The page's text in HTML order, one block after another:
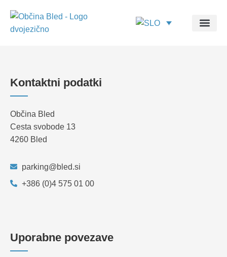
Kontaktni podatki
Občina Bled
Cesta svobode 13
4260 Bled
parking@bled.si
+386 (0)4 575 01 00
Uporabne povezave